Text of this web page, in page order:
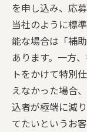
を申し込み、応
当社のように標
能な場合は「補
あります。一方
トをかけて特別
えなかった場合
込者が極端に減
てたいというお